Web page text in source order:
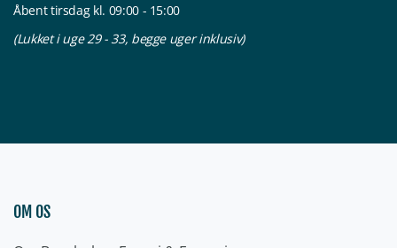
Åbent tirsdag kl. 09:00 - 15:00
(Lukket i uge 29 - 33, begge uger inklusiv)
OM OS